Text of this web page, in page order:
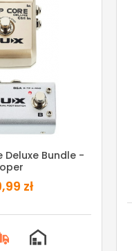
Deluxe Bundle -
zł